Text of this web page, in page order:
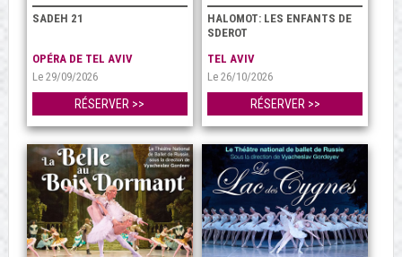
SADEH 21
OPÉRA DE TEL AVIV
Le 29/09/2026
RÉSERVER >>
HALOMOT: LES ENFANTS DE
SDEROT
TEL AVIV
Le 26/10/2026
RÉSERVER >>